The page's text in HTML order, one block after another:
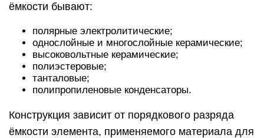
ёмкости бывают:
полярные электролитические;
однослойные и многослойные керамические;
высоковольтные керамические;
полиэстеровые;
танталовые;
полипропиленовые конденсаторы.
Конструкция зависит от порядкового разряда
ёмкости элемента, применяемого материала для